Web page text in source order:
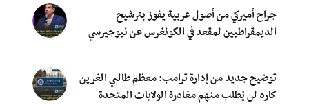
جراح أميركي من أصول عربية يفوز بترشيح
الديمقراطيين لمقعد في الكونغرس عن نيوجيرسي
توضيح جديد من إدارة ترامب: معظم طالبي الغرين
كارد لن يُطلب منهم مغادرة الولايات المتحدة